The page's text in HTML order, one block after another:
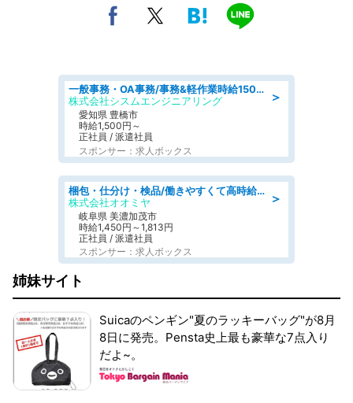
＞
一般事務・OA事務/事務&軽作業時給1500円土日祝休み各種社保完備
株式会社シスムエンジニアリング
愛知県 豊橋市
時給1,500円～
正社員 / 派遣社員
スポンサー：求人ボックス
＞
梱包・仕分け・検品/働きやすくて高時給の仕分け作業長期休暇充実/残業なし
株式会社オオミヤ
岐阜県 美濃加茂市
時給1,450円～1,813円
正社員 / 派遣社員
スポンサー：求人ボックス
姉妹サイト
Suicaのペンギン"夏のラッキーバッグ"が8月
8日に発売。Pensta史上最も豪華な7点入り
だよ~。